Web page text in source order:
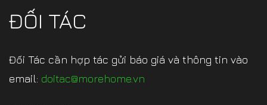
ĐỐI TÁC
Đối Tác cần hợp tác gửi báo giá và thông tin vào
email: doitac@morehome.vn